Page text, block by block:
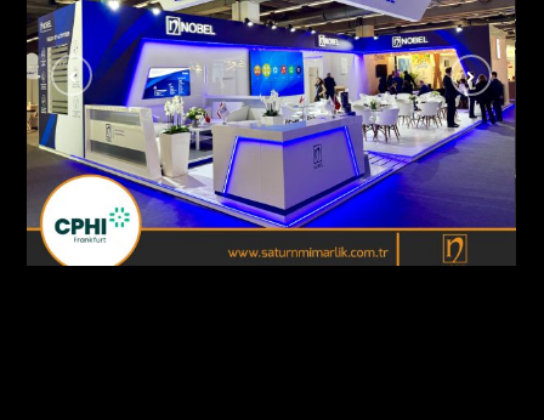
Nobel İlaç / Cphi Fuarı Frankfurt – Almanya
AHŞAP - ÖZGÜN STANDLAR